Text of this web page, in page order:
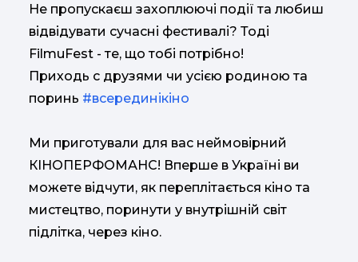
Не пропускаєш захоплюючі події та любиш
відвідувати сучасні фестивалі? Тоді
FilmuFest - те, що тобі потрібно!
Приходь с друзями чи усією родиною та
поринь #всерединікіно
Ми приготували для вас неймовірний
КІНОПЕРФОМАНС! Вперше в Україні ви
можете відчути, як переплітається кіно та
мистецтво, поринути у внутрішній світ
підлітка, через кіно.